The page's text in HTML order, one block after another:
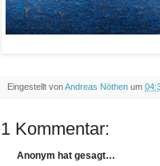
Eingestellt vonAndreas Nöthen um
1 Kommentar:
Anonym hat gesagt…